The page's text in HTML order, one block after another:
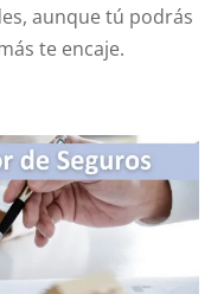
aunque tú podrás
te encaje.